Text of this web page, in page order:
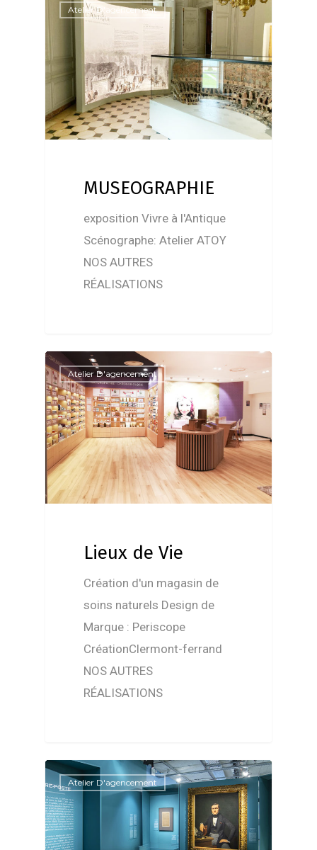
Atelier D'agencement
MUSEOGRAPHIE
exposition Vivre à l'Antique
Scénographe: Atelier ATOY
NOS AUTRES
RÉALISATIONS
Atelier D'agencement
Lieux de Vie
Création d'un magasin de
soins naturels Design de
Marque : Periscope
CréationClermont-ferrand
NOS AUTRES
RÉALISATIONS
Atelier D'agencement